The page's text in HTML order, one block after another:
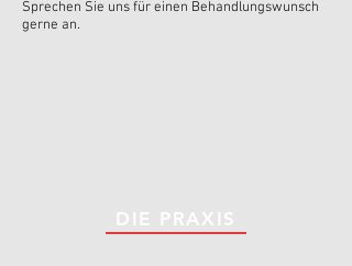
Sprechen Sie uns für einen Behandlungswunsch
gerne an.
DIE PRAXIS